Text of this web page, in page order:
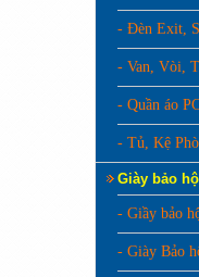
- Đèn Exit,
- Van, Vòi,
- Quần áo
- Tủ, Kệ
Giày bảo hộ
- Giầy bảo
- Giày Bảo